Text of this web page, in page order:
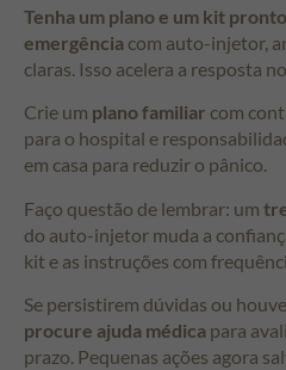
Tenha um plano e um kit
emergência com auto-injetor,
claras. Isso acelera a resposta
Crie um plano familiar com
para o hospital e
em casa para reduzir o pânico.
Faço questão de lembrar: um
do auto-injetor muda a
kit e as instruções com
Se persistirem dúvidas ou
procure ajuda médica para
prazo. Pequenas ações agora